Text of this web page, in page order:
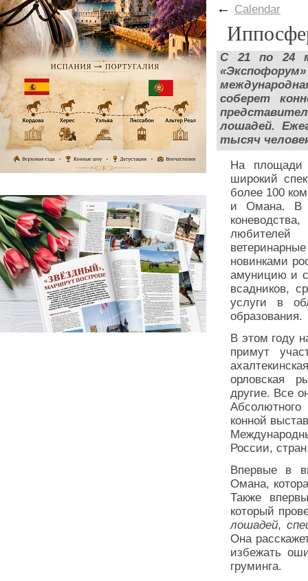
← Calendar
С 21 по 24
соберет
лошадей.
тысяч
На площади
широкий
более 100
и Омана. В
любителей
новинками
амуницию и
всадников,
услуги в
образования.
В этом году
примут
орловская
другие. Все
конной
России,
Впервые в
Омана,
Также
который
лошадей,
Она
избежать
груминга.